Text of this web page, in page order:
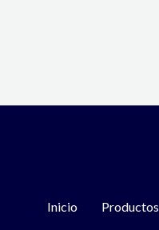
Inicio Productos